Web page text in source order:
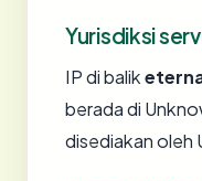
Yurisdiksi
IP di balik
berada di
disediakan oleh